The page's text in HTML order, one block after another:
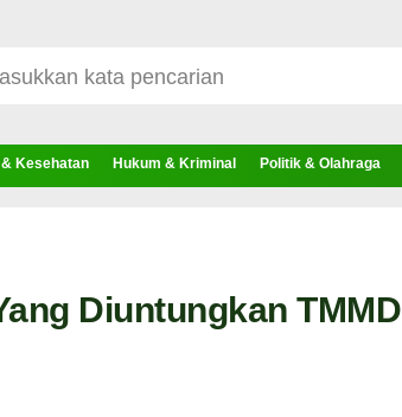
Kesehatan Hukum & Kriminal Politik & Olahraga
Diuntungkan TMMD